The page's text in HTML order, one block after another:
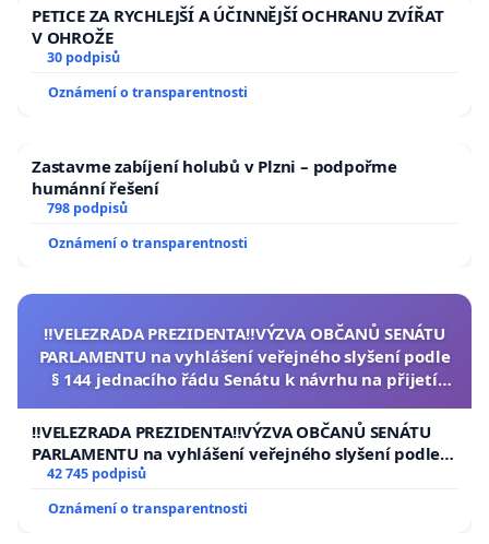
PETICE ZA RYCHLEJŠÍ A ÚČINNĚJŠÍ OCHRANU ZVÍŘAT
V OHROŽE
30 podpisů
Oznámení o transparentnosti
Zastavme zabíjení holubů v Plzni – podpořme
humánní řešení
798 podpisů
Oznámení o transparentnosti
‼️VELEZRADA PREZIDENTA‼️VÝZVA OBČANŮ SENÁTU
PARLAMENTU na vyhlášení veřejného slyšení podle
§ 144 jednacího řádu Senátu k návrhu na přijetí
republiky
‼️VELEZRADA PREZIDENTA‼️VÝZVA OBČANŮ SENÁTU
PARLAMENTU na vyhlášení veřejného slyšení podle §
144 jednacího řádu Senátu k návrhu na přijetí
republiky
42 745 podpisů
Oznámení o transparentnosti